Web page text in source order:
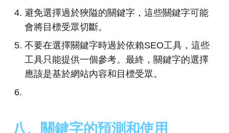
避免選擇過於狹隘的關鍵字，這些關鍵字可能
會將目標受眾切斷。
不要在選擇關鍵字時過於依賴SEO工具，這些
工具只能提供一個參考。最終，關鍵字的選擇
應該是基於網站內容和目標受眾。
八、關鍵字的預測和使用